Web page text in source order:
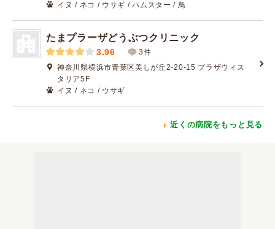
イヌ / ネコ / ウサギ / ハムスター / 鳥
たまプラーザどうぶつクリニック
3.96
3件
神奈川県横浜市青葉区美しが丘2-20-15 プラザウィス
タリア5F
イヌ / ネコ / ウサギ
近くの病院をもっと見る